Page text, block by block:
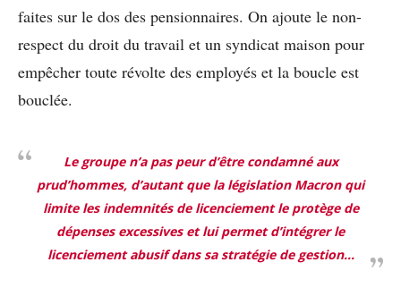
faites sur le dos des pensionnaires. On ajoute le non-
respect du droit du travail et un syndicat maison pour
empêcher toute révolte des employés et la boucle est
bouclée.
Le groupe n’a pas peur d’être condamné aux
prud’hommes, d’autant que la législation Macron qui
limite les indemnités de licenciement le protège de
dépenses excessives et lui permet d’intégrer le
licenciement abusif dans sa stratégie de gestion…